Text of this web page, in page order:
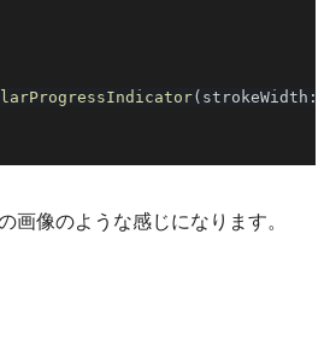
( strokeWidth :
画像のような感じになります。